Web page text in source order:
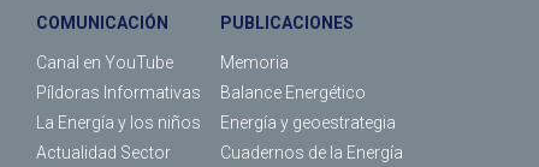
COMUNICACIÓN
Canal en YouTube
Píldoras Informativas
La Energía y los niños
Actualidad Sector
PUBLICACIONES
Memoria
Balance Energético
Energía y geoestrategia
Cuadernos de la Energía